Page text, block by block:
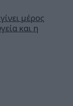
μέρος
και η